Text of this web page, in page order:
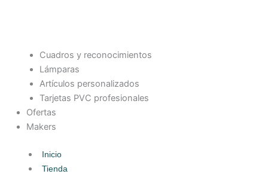
Cuadros y reconocimientos
Lámparas
Artículos personalizados
Tarjetas PVC profesionales
Ofertas
Makers
Inicio
Tienda